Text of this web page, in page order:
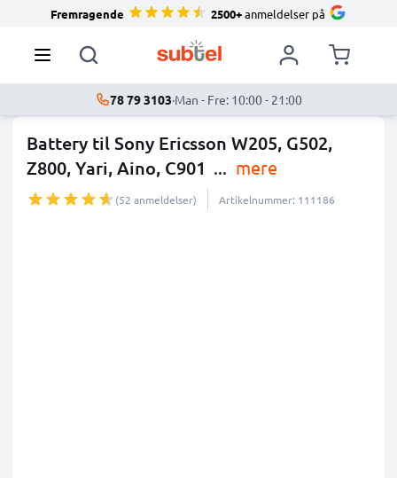
Fremragende 2500+anmeldelser på
78 79 3103·Man - Fre: 10:00 - 21:00
Battery til Sony Ericsson W205, G502,
Z800, Yari, Aino, C901 ... mere
(52 anmeldelser) Artikelnummer: 111186